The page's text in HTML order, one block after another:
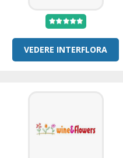
VEDERE INTERFLORA